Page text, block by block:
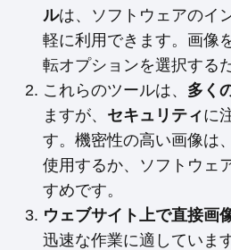
ルは、ソフトウェアのイ
軽に利用できます。画像
転オプションを選択する
これらのツールは、 多く
ますが、 セキュリティに
す。機密性の高い画像は
使用するか、ソフトウェ
すめです。
ウェブサイト上で直接画
迅速な作業に適していま